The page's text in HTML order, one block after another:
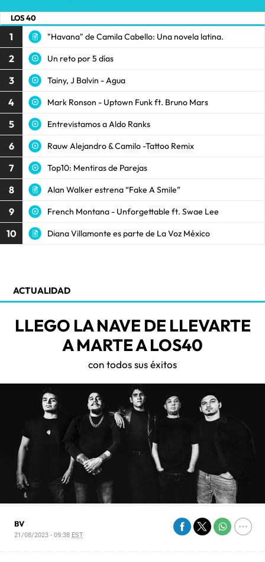
LOS 40
1 "Havana" de Camila Cabello: Una novela latina.
2 Un reto por 5 días
3 Tainy, J Balvin - Agua
4 Mark Ronson - Uptown Funk ft. Bruno Mars
5 Entrevistamos a Aldo Ranks
6 Rauw Alejandro & Camilo -Tattoo Remix
7 Top10: Mentiras de Parejas
8 Alan Walker estrena “Fake A Smile”
9 French Montana - Unforgettable ft. Swae Lee
10 Diana Villamonte es parte de La Voz México
ACTUALIDAD
LLEGO LA NAVE DE LLEVARTE
A MARTE A LOS40
con todos sus éxitos
BV
21/08/2023 - 09:38 EST